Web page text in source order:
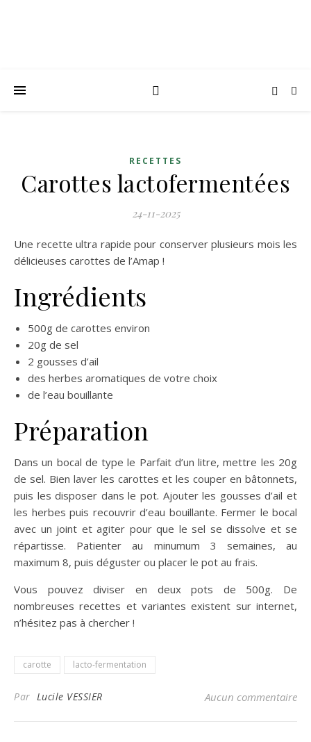
RECETTES
Carottes lactofermentées
24-11-2025
Une recette ultra rapide pour conserver plusieurs mois les
délicieuses carottes de l’Amap !
Ingrédients
500g de carottes environ
20g de sel
2 gousses d’ail
des herbes aromatiques de votre choix
de l’eau bouillante
Préparation
Dans un bocal de type le Parfait d’un litre, mettre les 20g
de sel. Bien laver les carottes et les couper en bâtonnets,
puis les disposer dans le pot. Ajouter les gousses d’ail et
les herbes puis recouvrir d’eau bouillante. Fermer le bocal
avec un joint et agiter pour que le sel se dissolve et se
répartisse. Patienter au minumum 3 semaines, au
maximum 8, puis déguster ou placer le pot au frais.
Vous pouvez diviser en deux pots de 500g. De
nombreuses recettes et variantes existent sur internet,
n’hésitez pas à chercher !
carotte lacto-fermentation
Par Lucile VESSIER Aucun commentaire